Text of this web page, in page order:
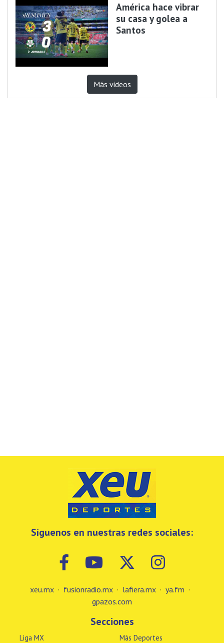
América hace vibrar
su casa y golea a
Santos
Más videos
Síguenos en nuestras redes sociales:
xeu.mx · fusionradio.mx · lafiera.mx · ya.fm ·
gpazos.com
Secciones
Liga MX Más Deportes